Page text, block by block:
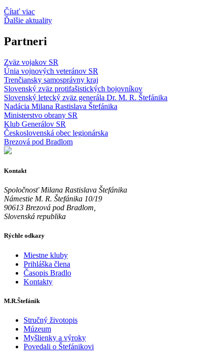
Čítať viac
Ďalšie aktuality
Partneri
Zväz vojakov SR
Únia vojnových veteránov SR
Trenčiansky samosprávny kraj
Slovenský zväz protifašistických bojovníkov
Slovenský letecký zväz generála Dr. M. R. Štefánika
Nadácia Milana Rastislava Štefánika
Ministerstvo obrany SR
Klub Generálov SR
Československá obec legionárska
Brezová pod Bradlom
Kontakt
Spoločnosť Milana Rastislava Štefánika
Námestie M. R. Štefánika 10/19
90613 Brezová pod Bradlom,
Slovenská republika
Rýchle odkazy
Miestne kluby
Prihláška člena
Časopis Bradlo
Kontakty
M.R.Štefánik
Stručný životopis
Múzeum
Myšlienky a výroky
Povedali o Štefánikovi